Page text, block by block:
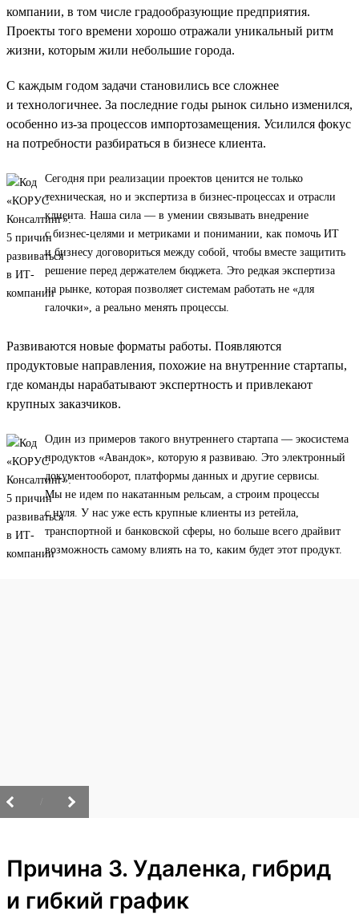
компании, в том числе градообразующие предприятия.
Проекты того времени хорошо отражали уникальный ритм
жизни, которым жили небольшие города.
С каждым годом задачи становились все сложнее
и технологичнее. За последние годы рынок сильно изменился,
особенно из-за процессов импортозамещения. Усилился фокус
на потребности разбираться в бизнесе клиента.
Сегодня при реализации проектов ценится не только
техническая, но и экспертиза в бизнес-процессах и отрасли
клиента. Наша сила — в умении связывать внедрение
с бизнес-целями и метриками и понимании, как помочь ИТ
и бизнесу договориться между собой, чтобы вместе защитить
решение перед держателем бюджета. Это редкая экспертиза
на рынке, которая позволяет системам работать не «для
галочки», а реально менять процессы.
Развиваются новые форматы работы. Появляются
продуктовые направления, похожие на внутренние стартапы,
где команды нарабатывают экспертность и привлекают
крупных заказчиков.
Один из примеров такого внутреннего стартапа — экосистема
продуктов «Авандок», которую я развиваю. Это электронный
документооборот, платформы данных и другие сервисы.
Мы не идем по накатанным рельсам, а строим процессы
с нуля. У нас уже есть крупные клиенты из ретейла,
транспортной и банковской сферы, но больше всего драйвит
возможность самому влиять на то, каким будет этот продукт.
Причина 3. Удаленка, гибрид
и гибкий график